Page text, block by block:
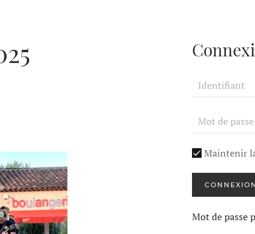
Maintenir
CONNEXION
Mot de passe